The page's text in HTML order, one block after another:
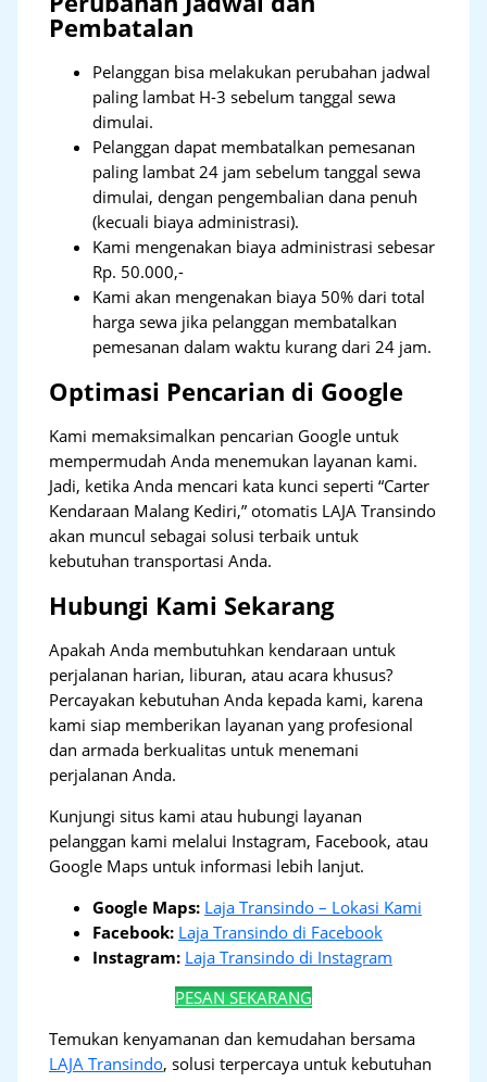
Pembatalan
Pelanggan bisa melakukan perubahan jadwal
paling lambat H-3 sebelum tanggal sewa
dimulai.
Pelanggan dapat membatalkan pemesanan
paling lambat 24 jam sebelum tanggal sewa
dimulai, dengan pengembalian dana penuh
(kecuali biaya administrasi).
Kami mengenakan biaya administrasi sebesar
Rp. 50.000,-
Kami akan mengenakan biaya 50% dari total
harga sewa jika pelanggan membatalkan
pemesanan dalam waktu kurang dari 24 jam.
Optimasi Pencarian di Google
Kami memaksimalkan pencarian Google untuk
mempermudah Anda menemukan layanan kami.
Jadi, ketika Anda mencari kata kunci seperti “Carter
Kendaraan Malang Kediri,” otomatis LAJA Transindo
akan muncul sebagai solusi terbaik untuk
kebutuhan transportasi Anda.
Hubungi Kami Sekarang
Apakah Anda membutuhkan kendaraan untuk
perjalanan harian, liburan, atau acara khusus?
Percayakan kebutuhan Anda kepada kami, karena
kami siap memberikan layanan yang profesional
dan armada berkualitas untuk menemani
perjalanan Anda.
Kunjungi situs kami atau hubungi layanan
pelanggan kami melalui Instagram, Facebook, atau
Google Maps untuk informasi lebih lanjut.
Google Maps: Laja Transindo – Lokasi Kami
Facebook: Laja Transindo di Facebook
Instagram: Laja Transindo di Instagram
PESAN SEKARANG
Temukan kenyamanan dan kemudahan bersama
LAJA Transindo, solusi terpercaya untuk kebutuhan